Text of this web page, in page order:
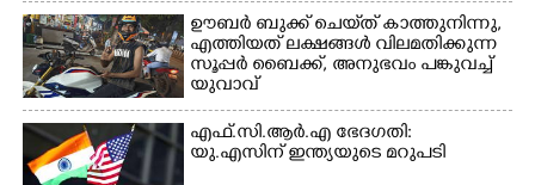
ഊബർ ബുക്ക് ചെയ്‌ത് കാത്തുനിന്നു,​
എത്തിയത് ലക്ഷങ്ങൾ വിലമതിക്കുന്ന
സൂപ്പർ ബൈക്ക്,​ അനുഭവം പങ്കുവച്ച്
യുവാവ്
എഫ്.സി.ആർ.എ ഭേദഗതി:
യു.എസിന് ഇന്ത്യയുടെ മറുപടി